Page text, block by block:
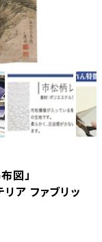
図」
ア ファブリッ